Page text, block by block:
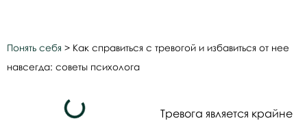
Понять себя > Как справиться с тревогой и избавиться от нее
навсегда: советы психолога
Тревога является крайне